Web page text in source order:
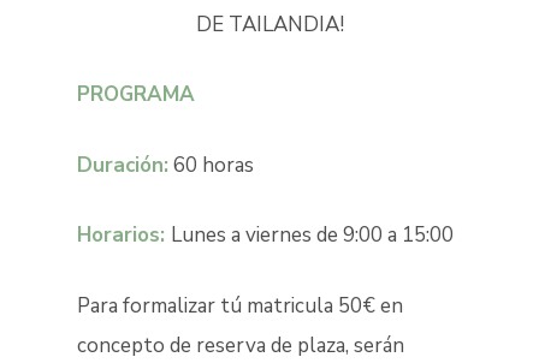
DE TAILANDIA!
PROGRAMA
Duración: 60 horas
Horarios: Lunes a viernes de 9:00 a 15:00
Para formalizar tú matricula 50€ en
concepto de reserva de plaza, serán